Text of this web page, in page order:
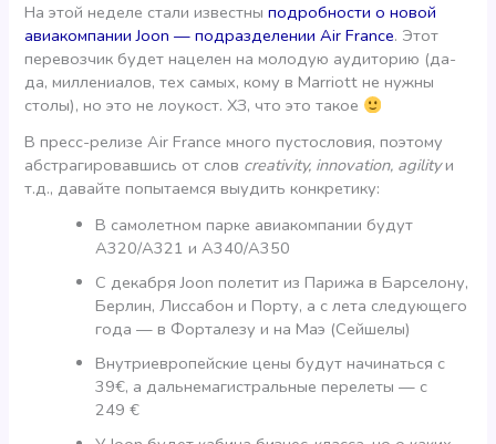
На этой неделе стали известныподробности о новой
авиакомпании Joon — подразделении Air France. Этот
перевозчик будет нацелен на молодую аудиторию (да-
да, миллениалов, тех самых, кому в Marriott не нужны
столы), но это не лоукост. ХЗ, что это такое
В пресс-релизе Air France много пустословия, поэтому
абстрагировавшись от слов creativity, innovation, agilityи
т.д., давайте попытаемся выудить конкретику:
В самолетном парке авиакомпании будут
A320/A321 и A340/A350
С декабря Joon полетит из Парижа в Барселону,
Берлин, Лиссабон и Порту, а с лета следующего
года — в Форталезу и на Маэ (Сейшелы)
Внутриевропейские цены будут начинаться с
39€, а дальнемагистральные перелеты — с
249 €